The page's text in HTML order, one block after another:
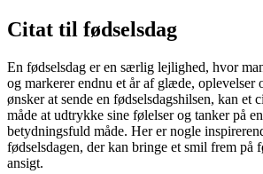
Citat til fødselsdag
En fødselsdag er en særlig lejlighed, hvor
og markerer endnu et år af glæde, oplevelser
ønsker at sende en fødselsdagshilsen, kan et
måde at udtrykke sine følelser og tanker på
betydningsfuld måde. Her er nogle
fødselsdagen, der kan bringe et smil frem på
ansigt.